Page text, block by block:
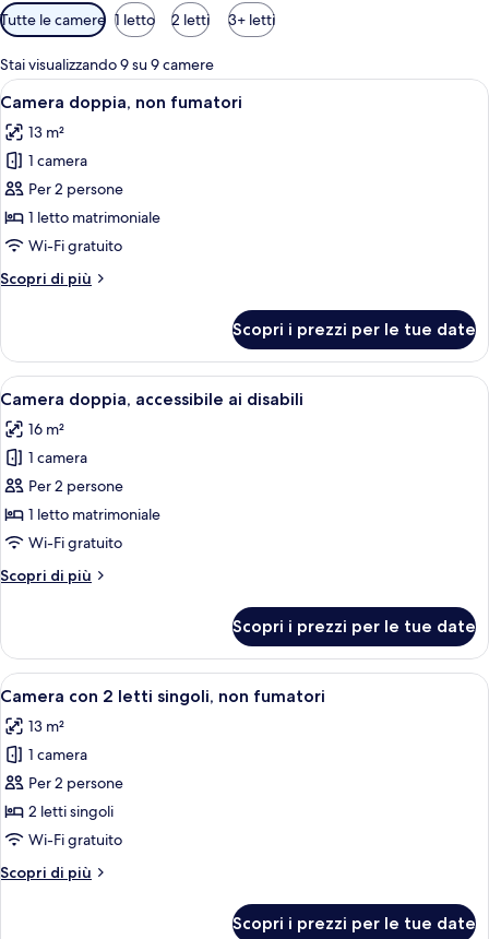
Filtri
disponibili
per
le
camere
Tutte le camere 1 letto 2 letti 3+ letti
Stai visualizzando 9 su 9 camere
Apri
tutte
le
foto
per
Camera
doppia,
fumatori
Una camera d'albergo con un letto
9
Camera doppia, non fumatori
13 m²
1 camera
Per 2 persone
1 letto matrimoniale
Wi-Fi gratuito
Scopri di più
Altri
doppia,
non
fumatori
Scopri i prezzi per le tue date
Apri
tutte
le
foto
per
Camera
doppia,
ai
Una camera d'albergo con un letto
8
Camera doppia, accessibile ai disabili
16 m²
1 camera
Per 2 persone
1 letto matrimoniale
Wi-Fi gratuito
Scopri di più
Altri
doppia,
accessibile
ai
Scopri i prezzi per le tue date
Apri
tutte
le
foto
per
Camera
con
letti
Camera d'albergo con due letti,
8
Camera con 2 letti singoli, non fumatori
13 m²
1 camera
Per 2 persone
2 letti singoli
Wi-Fi gratuito
Scopri di più
Altri
Scopri i prezzi per le tue date